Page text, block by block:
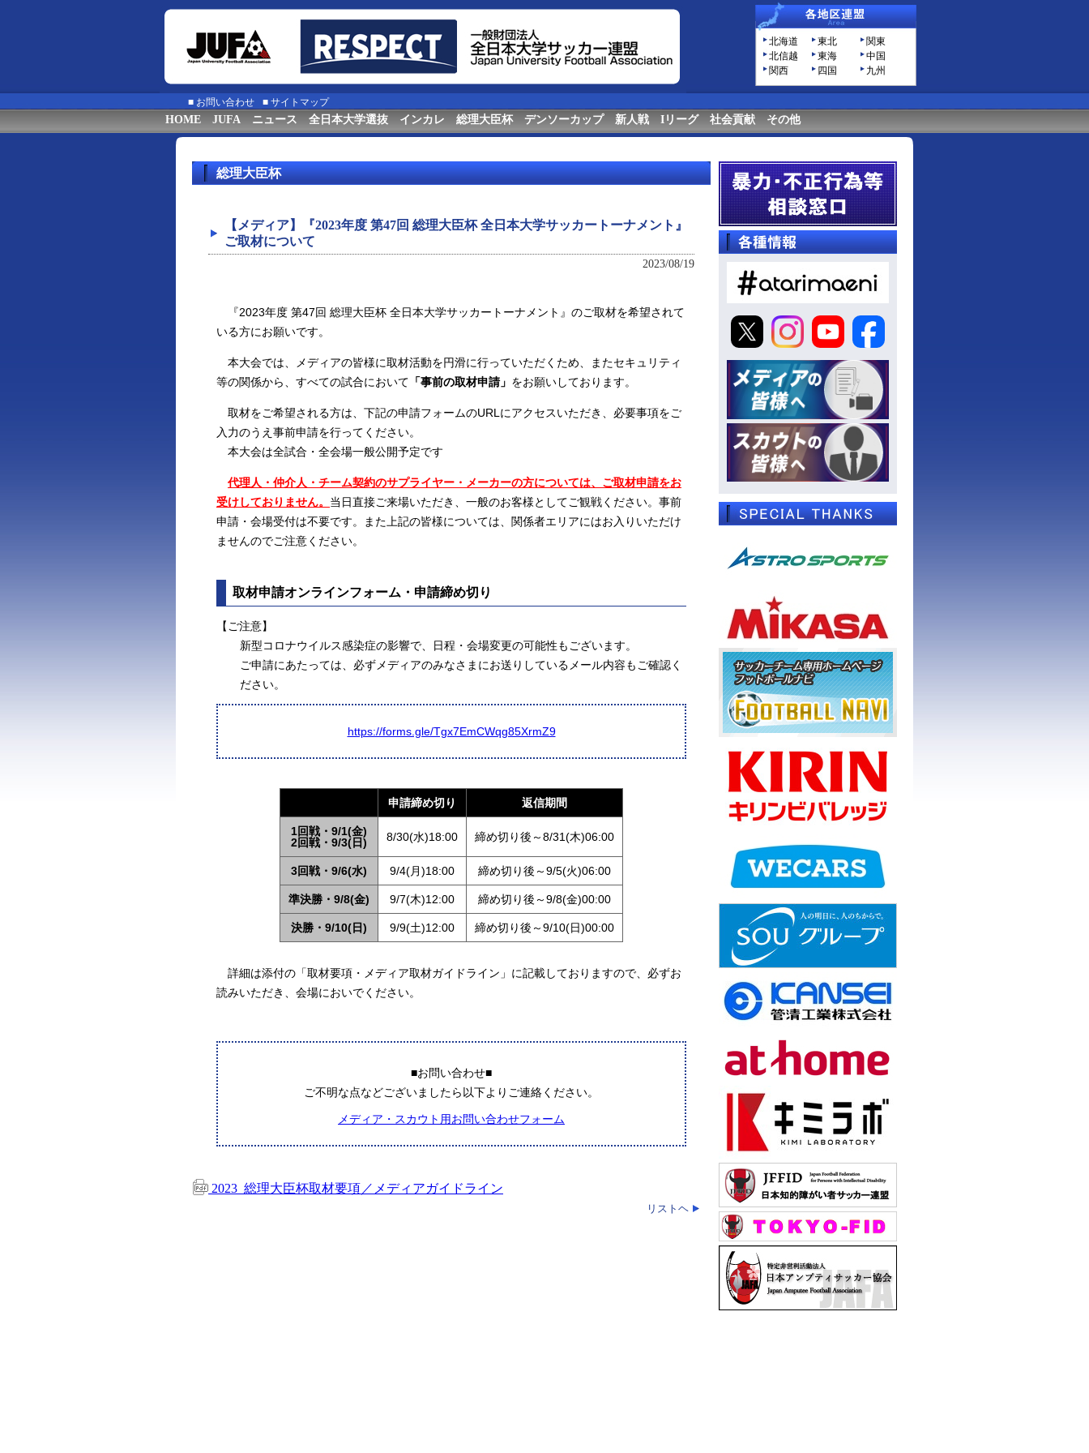
北海道 東北
関東
北信越
東海
中国
関西
四国 九州
■ お問い合わせ ■ サイトマップ
HOME JUFA ニュース 全日本大学選抜 インカレ 総理大臣杯 デンソーカップ 新人戦 Iリーグ 社会貢献 その他
総理大臣杯
【メディア】『2023年度 第47回 総理大臣杯 全日本大学サッカートーナメント』
ご取材について
2023/08/19
『2023年度 第47回 総理大臣杯 全日本大学サッカートーナメント』のご取材を希望されて
いる方にお願いです。
本大会では、メディアの皆様に取材活動を円滑に行っていただくため、またセキュリティ
等の関係から、すべての試合において 「事前の取材申請」 をお願いしております。
取材をご希望される方は、下記の申請フォームのURLにアクセスいただき、必要事項をご
入力のうえ事前申請を行ってください。
本大会は全試合・全会場一般公開予定です
代理人・仲介人・チーム契約のサプライヤー・メーカーの方については、ご取材申請をお
受けしておりません。 当日直接ご来場いただき、一般のお客様としてご観戦ください。事前
申請・会場受付は不要です。また上記の皆様については、関係者エリアにはお入りいただけ
ませんのでご注意ください。
取材申請オンラインフォーム・申請締め切り
【ご注意】
新型コロナウイルス感染症の影響で、日程・会場変更の可能性もございます。
ご申請にあたっては、必ずメディアのみなさまにお送りしているメール内容もご確認く
ださい。
https://forms.gle/Tgx7EmCWqg85XrmZ9
申請締め切り 返信期間
1回戦・9/1(金)
2回戦・9/3(日)
8/30(水)18:00 締め切り後～8/31(木)06:00
3回戦・9/6(水) 9/4(月)18:00 締め切り後～9/5(火)06:00
準決勝・9/8(金) 9/7(木)12:00 締め切り後～9/8(金)00:00
決勝・9/10(日) 9/9(土)12:00 締め切り後～9/10(日)00:00
詳細は添付の「取材要項・メディア取材ガイドライン」に記載しておりますので、必ずお
読みいただき、会場においでください。
■お問い合わせ■
ご不明な点などございましたら以下よりご連絡ください。
メディア・スカウト用お問い合わせフォーム
2023_総理大臣杯取材要項／メディアガイドライン
リストヘ